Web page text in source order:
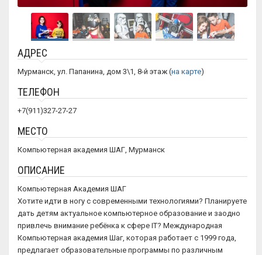
АДРЕС
Мурманск, ул. Папанина, дом 3\1, 8-й этаж (на карте)
ТЕЛЕФОН
+7(911)327-27-27
МЕСТО
Компьютерная академия ШАГ, Мурманск
ОПИСАНИЕ
Компьютерная Академия ШАГ
Хотите идти в ногу с современными технологиями? Планируете
дать детям актуальное компьютерное образование и заодно
привлечь внимание ребёнка к сфере IT? Международная
Компьютерная академия Шаг, которая работает с 1999 года,
предлагает образовательные программы по различным